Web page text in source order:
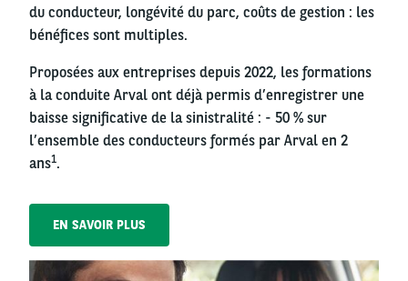
du conducteur, longévité du parc, coûts de gestion : les
bénéfices sont multiples.
Proposées aux entreprises depuis 2022, les formations
à la conduite Arval ont déjà permis d’enregistrer une
baisse significative de la sinistralité : - 50 % sur
l’ensemble des conducteurs formés par Arval en 2
ans1.
EN SAVOIR PLUS
Right